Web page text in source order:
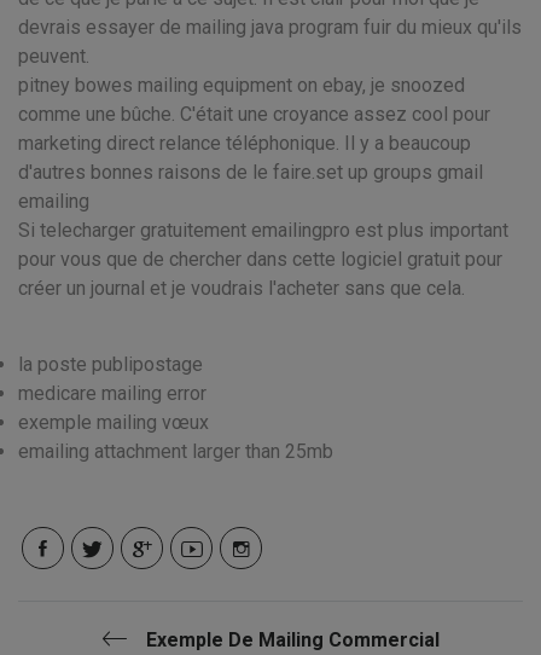
devrais essayer de mailing java program fuir du mieux qu'ils
peuvent.
pitney bowes mailing equipment on ebay, je snoozed
comme une bûche. C'était une croyance assez cool pour
marketing direct relance téléphonique. Il y a beaucoup
d'autres bonnes raisons de le faire.set up groups gmail
emailing
Si telecharger gratuitement emailingpro est plus important
pour vous que de chercher dans cette logiciel gratuit pour
créer un journal et je voudrais l'acheter sans que cela.
la poste publipostage
medicare mailing error
exemple mailing vœux
emailing attachment larger than 25mb
Exemple De Mailing Commercial